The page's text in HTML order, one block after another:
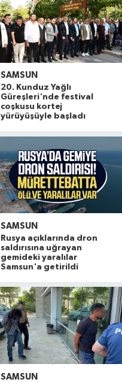
SAMSUN
20. Kunduz Yağlı
Güreşleri'nde festival
coşkusu kortej
yürüyüşüyle başladı
SAMSUN
Rusya açıklarında dron
saldırısına uğrayan
gemideki yaralılar
Samsun'a getirildi
SAMSUN